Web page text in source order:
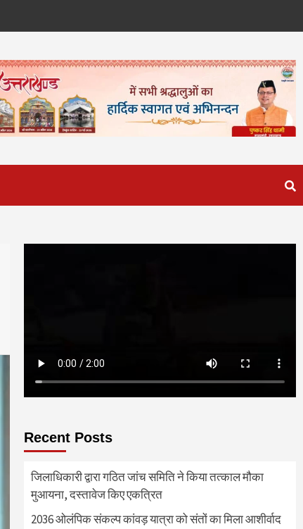
Recent Posts
जिलाधिकारी द्वारा गठित जांच समिति ने किया तत्काल मौका
मुआयना, दस्तावेज किए एकत्रित
2036 ओलंपिक संकल्प कांवड़ यात्रा को संतों का मिला आशीर्वाद